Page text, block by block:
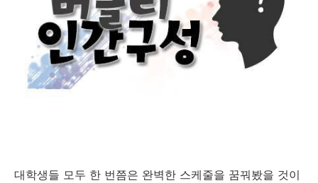
대학생들 모두 한 번쯤은 완벽한 스케줄을 꿈꿔봤을 것이